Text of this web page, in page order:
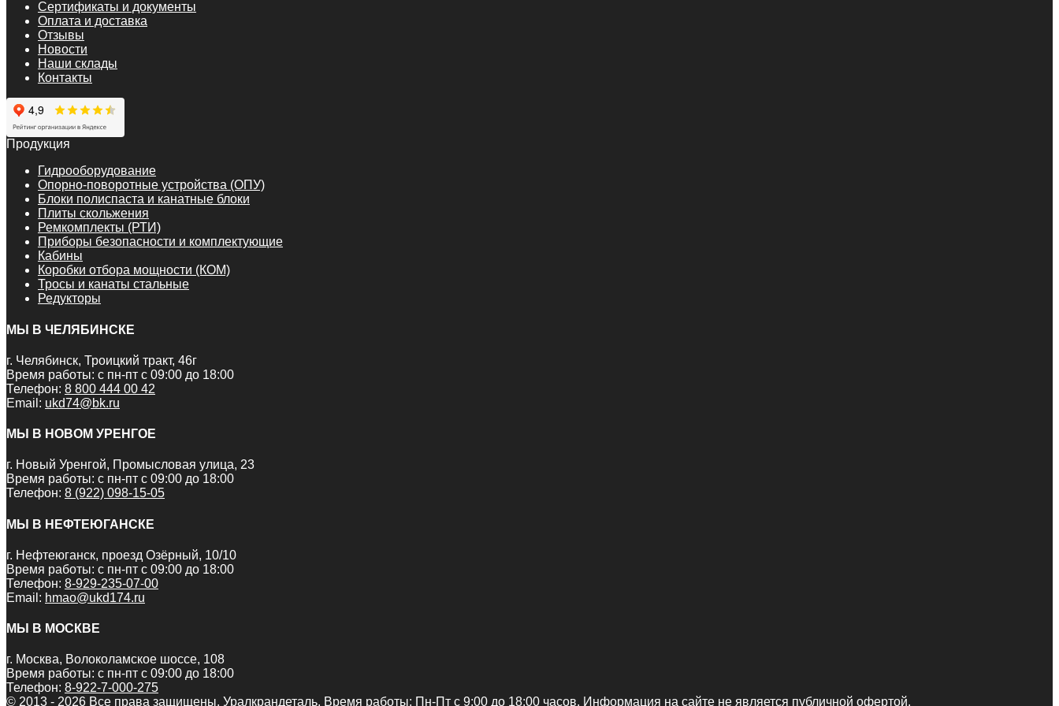
Сертификаты и документы
Оплата и доставка
Отзывы
Новости
Наши склады
Контакты
Продукция
Гидрооборудование
Опорно-поворотные устройства (ОПУ)
Блоки полиспаста и канатные блоки
Плиты скольжения
Ремкомплекты (РТИ)
Приборы безопасности и комплектующие
Кабины
Коробки отбора мощности (КОМ)
Тросы и канаты стальные
Редукторы
МЫ В ЧЕЛЯБИНСКЕ
г. Челябинск, Троицкий тракт, 46г
Время работы: с пн-пт с 09:00 до 18:00
Телефон: 8 800 444 00 42
Email: ukd74@bk.ru
МЫ В НОВОМ УРЕНГОЕ
г. Новый Уренгой, Промысловая улица, 23
Время работы: с пн-пт с 09:00 до 18:00
Телефон: 8 (922) 098-15-05
МЫ В НЕФТЕЮГАНСКЕ
г. Нефтеюганск, проезд Озёрный, 10/10
Время работы: с пн-пт с 09:00 до 18:00
Телефон: 8-929-235-07-00
Email: hmao@ukd174.ru
МЫ В МОСКВЕ
г. Москва, Волоколамское шоссе, 108
Время работы: с пн-пт с 09:00 до 18:00
Телефон: 8-922-7-000-275
© 2013 - 2026 Все права защищены. Уралкрандеталь. Время работы: Пн-Пт c 9:00 до 18:00 часов. Информация на сайте не является публичной офертой.